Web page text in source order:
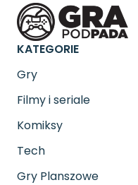
KATEGORIE
Gry
Filmy i seriale
Komiksy
Tech
Gry Planszowe